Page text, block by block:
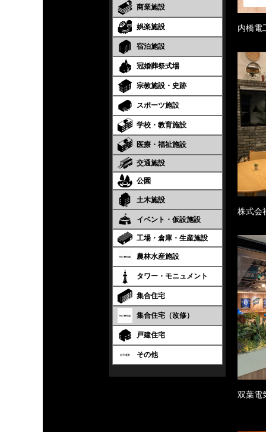
商業施設
娯楽施設
宿泊施設
冠婚葬祭式場
宗教施設・史跡
スポーツ施設
学校・教育施設
医療・福祉施設
交通施設
公園
土木施設
イベント・仮設施設
工場・倉庫・生産施設
農林水産施設
タワー・モニュメント
集合住宅
集合住宅（改修）
戸建住宅
その他
内橋電
株式会
双葉電